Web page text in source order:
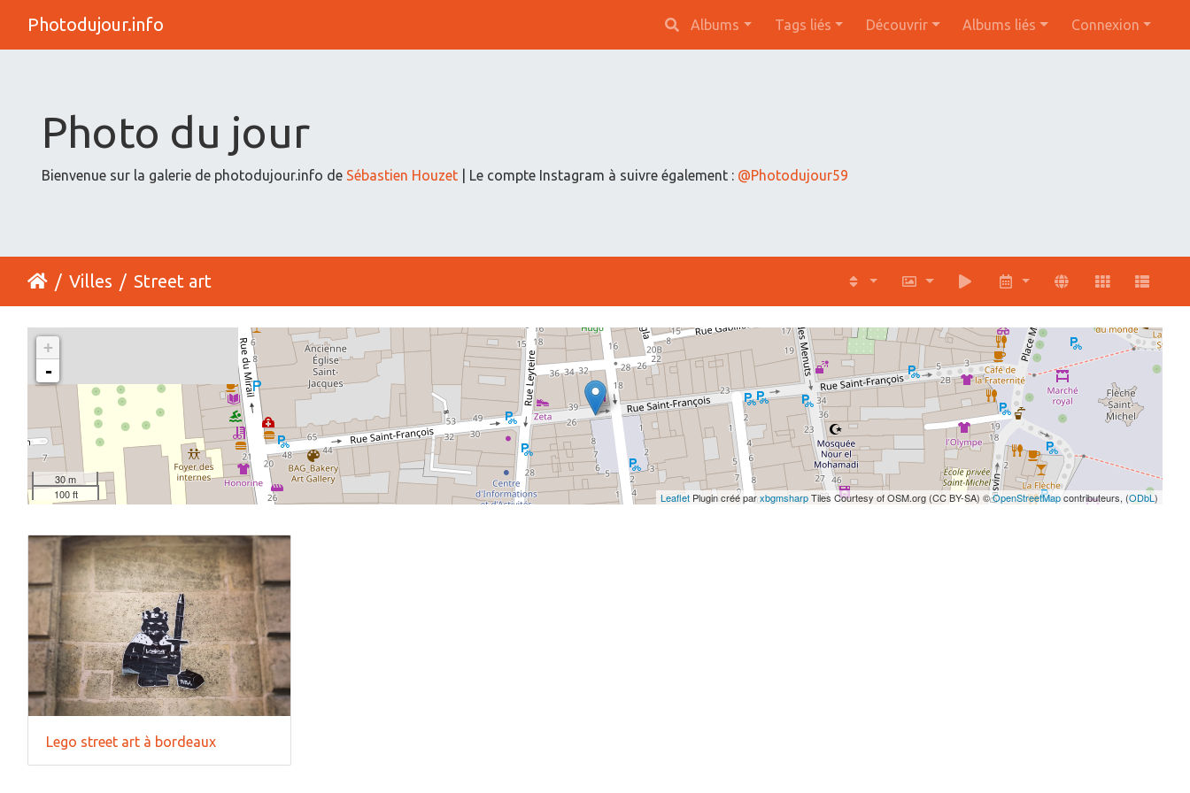
Photodujour.info Albums Tags liés Découvrir Albums liés Connexion
Photo du jour
Bienvenue sur la galerie de photodujour.info de Sébastien Houzet | Le compte Instagram à suivre également : @Photodujour59
Villes Street art
+
-
30 m
100 ft
Leaflet Plugin créé parxbgmsharpTiles Courtesy of OSM.org (CC BY-SA) ©OpenStreetMapcontributeurs, (ODbL )
Lego street art à bordeaux